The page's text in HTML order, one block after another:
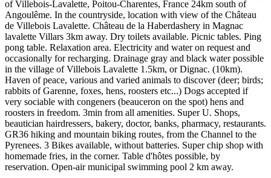
of Villebois-Lavalette, Poitou-Charentes, France 24km south of
Angoulême. In the countryside, location with view of the Château
de Villebois Lavalette. Château de la Haberdashery in Magnac
lavalette Villars 3km away. Dry toilets available. Picnic tables. Ping
pong table. Relaxation area. Electricity and water on request and
occasionally for recharging. Drainage gray and black water possible
in the village of Villebois Lavalette 1.5km, or Dignac. (10km).
Haven of peace, various and varied animals to discover (deer; birds;
rabbits of Garenne, foxes, hens, roosters etc...) Dogs accepted if
very sociable with congeners (beauceron on the spot) hens and
roosters in freedom. 3min from all amenities. Super U. Shops,
beautician hairdressers, bakery, doctor, banks, pharmacy, restaurants.
GR36 hiking and mountain biking routes, from the Channel to the
Pyrenees. 3 Bikes available, without batteries. Super chip shop with
homemade fries, in the corner. Table d'hôtes possible, by
reservation. Open-air municipal swimming pool 2 km away.